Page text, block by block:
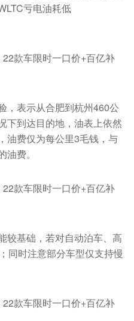
亏电油耗低
，表示从合肥到杭州460公
下到达目的地，油表上依然
油费仅为每公里3毛钱，与
费。
较基础，若对自动泊车、高
同时注意部分车型仅支持慢